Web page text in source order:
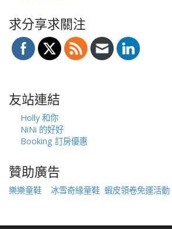
求分享求關注
友站連結
Holly 和你
NiNi 的好好
Booking 訂房優惠
贊助廣告
樂樂童鞋 冰雪奇緣童鞋 蝦皮領卷免運活動